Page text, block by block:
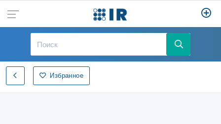
Избранное